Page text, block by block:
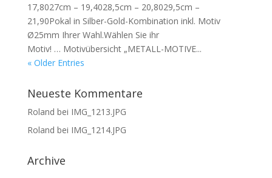
17,8027cm – 19,4028,5cm – 20,8029,5cm –
21,90Pokal in Silber-Gold-Kombination inkl. Motiv
Ø25mm Ihrer Wahl.Wählen Sie ihr
Motiv! … Motivübersicht „METALL-MOTIVE...
« Older Entries
Neueste Kommentare
Roland bei IMG_1213.JPG
Roland bei IMG_1214.JPG
Archive